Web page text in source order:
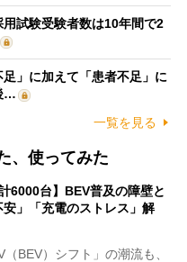
用試験受験者数は10年間で2
足」に加えて「患者不足」に
…
一覧を見る
、使ってみた
6000台】BEV普及の障壁と
」「充電のストレス」解
BEV）シフト」の潮流も、